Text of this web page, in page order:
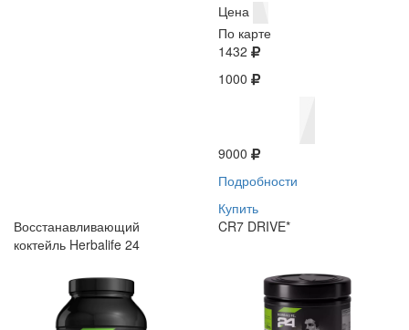
Цена
По карте
1432
1000
9000
Подробности
Купить
Восстанавливающий
коктейль Herbalife 24
CR7 DRIVE*